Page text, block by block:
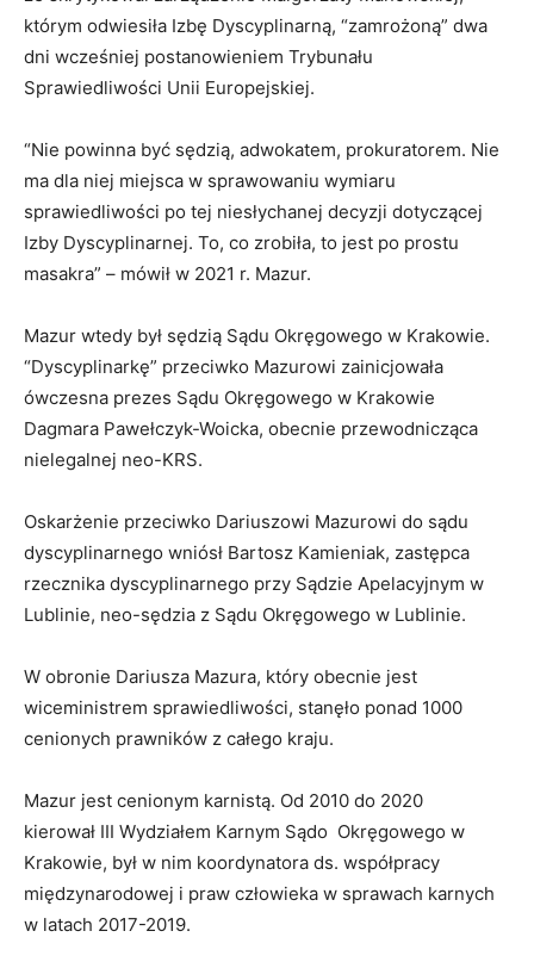
którym odwiesiła Izbę Dyscyplinarną, “zamrożoną” dwa
dni wcześniej postanowieniem Trybunału
Sprawiedliwości Unii Europejskiej.
“Nie powinna być sędzią, adwokatem, prokuratorem. Nie
ma dla niej miejsca w sprawowaniu wymiaru
sprawiedliwości po tej niesłychanej decyzji dotyczącej
Izby Dyscyplinarnej. To, co zrobiła, to jest po prostu
masakra” – mówił w 2021 r. Mazur.
Mazur wtedy był sędzią Sądu Okręgowego w Krakowie.
“Dyscyplinarkę” przeciwko Mazurowi zainicjowała
ówczesna prezes Sądu Okręgowego w Krakowie
Dagmara Pawełczyk-Woicka, obecnie przewodnicząca
nielegalnej neo-KRS.
Oskarżenie przeciwko Dariuszowi Mazurowi do sądu
dyscyplinarnego wniósł Bartosz Kamieniak, zastępca
rzecznika dyscyplinarnego przy Sądzie Apelacyjnym w
Lublinie, neo-sędzia z Sądu Okręgowego w Lublinie.
W obronie Dariusza Mazura, który obecnie jest
wiceministrem sprawiedliwości, stanęło ponad 1000
cenionych prawników z całego kraju.
Mazur jest cenionym karnistą. Od 2010 do 2020
kierował III Wydziałem Karnym Sądo Okręgowego w
Krakowie, był w nim koordynatora ds. współpracy
międzynarodowej i praw człowieka w sprawach karnych
w latach 2017-2019.